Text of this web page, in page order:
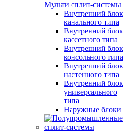
Мульти сплит-системы
Внутренний блок
канального типа
Внутренний блок
кассетного типа
Внутренний блок
консольного типа
Внутренний блок
настенного типа
Внутренний блок
универсального
типа
Наружные блоки